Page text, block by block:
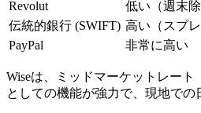
Revolut
低い（週末除
伝統的銀行 (SWIFT) 高い（スプレ
PayPal
非常に高い
Wiseは、ミッドマーケットレー
としての機能が強力で、現地での